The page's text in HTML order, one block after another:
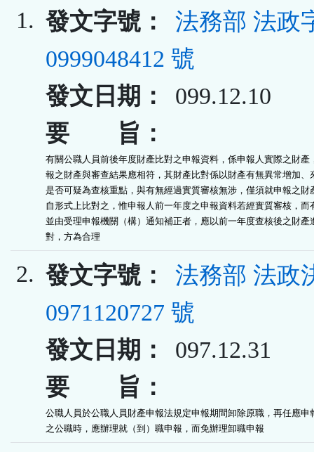
1. 發文字號：
法務部 法政
0999048412 號
發文日期：
099.12.10
要 旨：
有關公職人員前後年度財產比對之申報資料，係申報人實際之財產
報之財產與審查結果應相符，其財產比對係以財產有無異常增加、
是否可疑為查核重點，與有無經過實質審核無涉，僅須就申報之財
自形式上比對之，惟申報人前一年度之申報資料若經實質審核，而
並由受理申報機關（構）通知補正者，應以前一年度查核後之財產
對，方為合理
2. 發文字號：
法務部 法政
0971120727 號
發文日期：
097.12.31
要 旨：
公職人員於公職人員財產申報法規定申報期間卸除原職，再任應申
之公職時，應辦理就（到）職申報，而免辦理卸職申報